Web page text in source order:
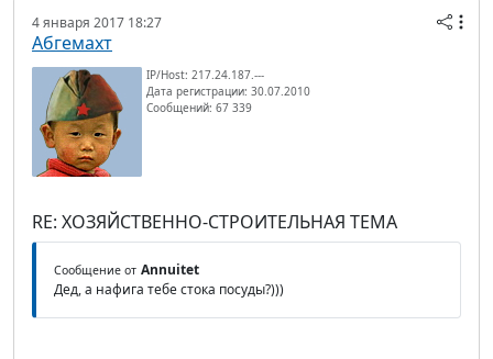
4 января 2017 18:27
Абгемахт
IP/Host: 217.24.187.---
Дата регистрации: 30.07.2010
Сообщений: 67 339
RE: ХОЗЯЙСТВЕННО-СТРОИТЕЛЬНАЯ ТЕМА
Сообщение от Annuitet
Дед, а нафига тебе стока посуды?)))